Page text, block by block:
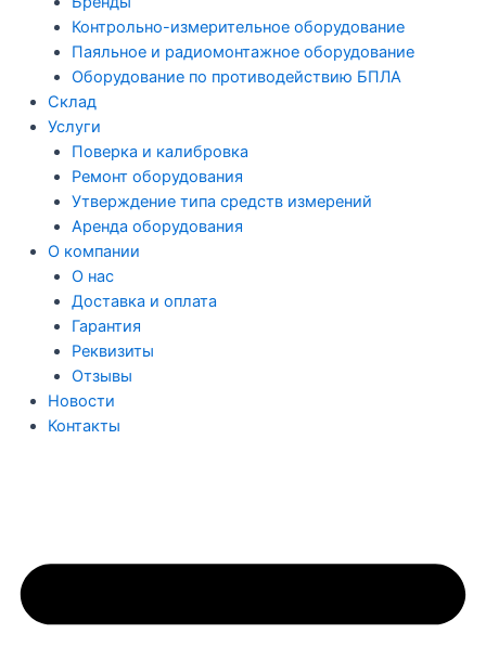
Контрольно-измерительное оборудование
Паяльное и радиомонтажное оборудование
Оборудование по противодействию БПЛА
Склад
Услуги
Поверка и калибровка
Ремонт оборудования
Утверждение типа средств измерений
Аренда оборудования
О компании
О нас
Доставка и оплата
Гарантия
Реквизиты
Отзывы
Новости
Контакты